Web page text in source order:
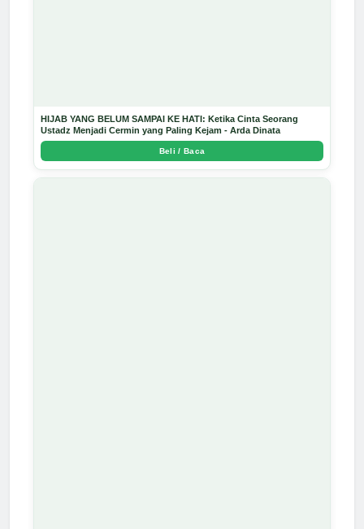
HIJAB YANG BELUM SAMPAI KE HATI: Ketika Cinta Seorang
Ustadz Menjadi Cermin yang Paling Kejam - Arda Dinata
Beli / Baca